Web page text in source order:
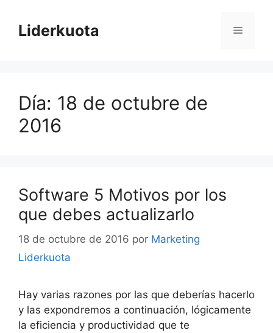
contenido
Liderkuota Menú
Día: 18 de octubre de
2016
Software 5 Motivos por los
que debes actualizarlo
18 de octubre de 2016 por Marketing
Liderkuota
Hay varias razones por las que deberías hacerlo
y las expondremos a continuación, lógicamente
la eficiencia y productividad que te